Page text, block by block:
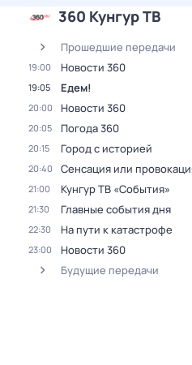
360 Кунгур ТВ
Прошедшие передачи
19:00 Новости 360
19:05 Едем!
20:00 Новости 360
20:05 Погода 360
20:15 Город с историей
20:40 Сенсация или
21:00 Кунгур ТВ «События»
21:30 Главные события дня
22:30 На пути к катастрофе
23:00
Новости 360
Будущие передачи